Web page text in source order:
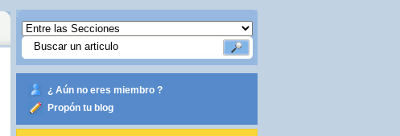
¿ Aún no eres miembro ?
Propón tu blog